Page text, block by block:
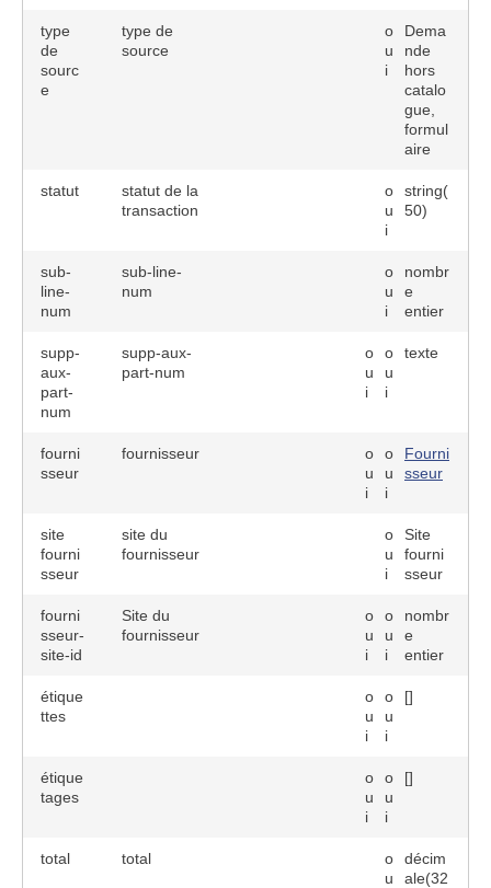
type
de
sourc
e
type de
source
o
u
i
Dema
nde
hors
catalo
gue,
formul
aire
statut
statut de la
transaction
o
u
i
string(
50)
sub-
line-
num
sub-line-
num
o
u
i
nombr
e
entier
supp-
aux-
part-
num
supp-aux-
part-num
o
u
i
o
u
i
texte
fourni
sseur
fournisseur
o
u
i
o
u
i
Fourni
sseur
site
fourni
sseur
site du
fournisseur
o
u
i
Site
fourni
sseur
fourni
sseur-
site-id
Site du
fournisseur
o
u
i
o
u
i
nombr
e
entier
étique
ttes
o
u
i
o
u
i
[]
étique
tages
o
u
i
o
u
i
[]
total total
o
u
décim
ale(32